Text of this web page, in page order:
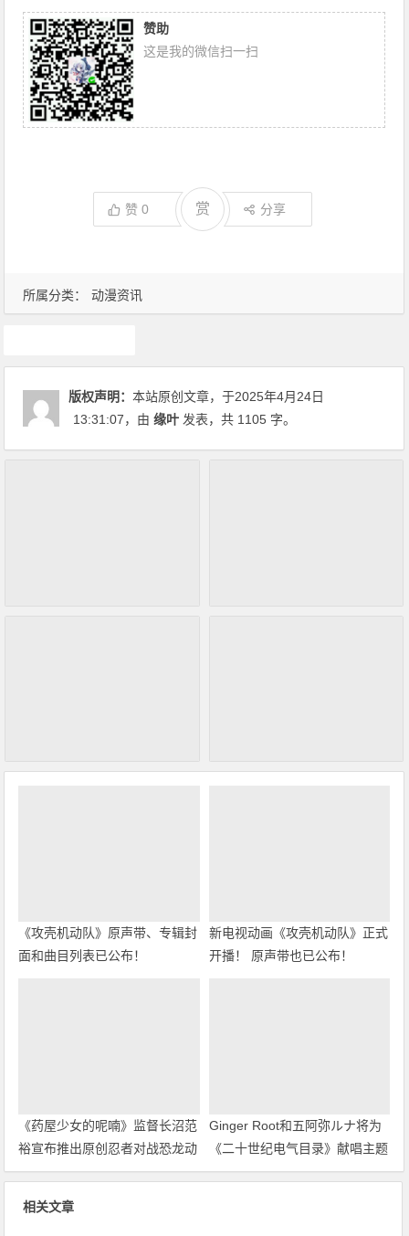
所属分类： 动漫资讯
赞助
这是我的微信扫一扫
赞0 赏 分享
版权声明：本站原创文章，于2025年4月24日
13:31:07，由缘叶 发表，共 1105 字。
《攻壳机动队》原声带、专辑封
面和曲目列表已公布！
新电视动画《攻壳机动队》正式
开播！ 原声带也已公布！
《药屋少女的呢喃》监督长沼范
裕宣布推出原创忍者对战恐龙动
画！
Ginger Root和五阿弥ルナ将为
《二十世纪电气目录》献唱主题
曲
相关文章